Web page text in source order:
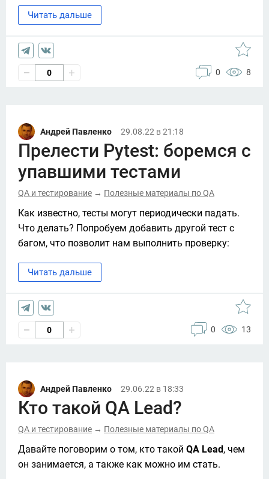
Читать дальше
0 0 8
Андрей Павленко 29.08.22 в 21:18
Прелести Pytest: боремся с
упавшими тестами
QA и тестирование → Полезные материалы по QA
Как известно, тесты могут периодически падать.
Что делать? Попробуем добавить другой тест с
багом, что позволит нам выполнить проверку:
Читать дальше
0 0 13
Андрей Павленко 29.06.22 в 18:33
Кто такой QA Lead?
QA и тестирование → Полезные материалы по QA
Давайте поговорим о том, кто такой QA Lead, чем
он занимается, а также как можно им стать.